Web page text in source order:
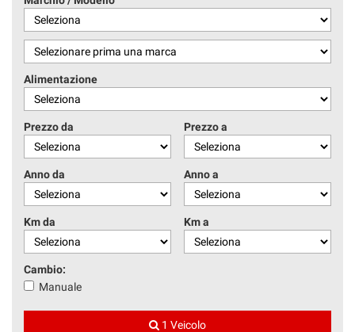
ASSISTENZA
Alimentazione
Prezzo da Prezzo a
Anno da Anno a
Km da Km a
Cambio:
Manuale
1 Veicolo